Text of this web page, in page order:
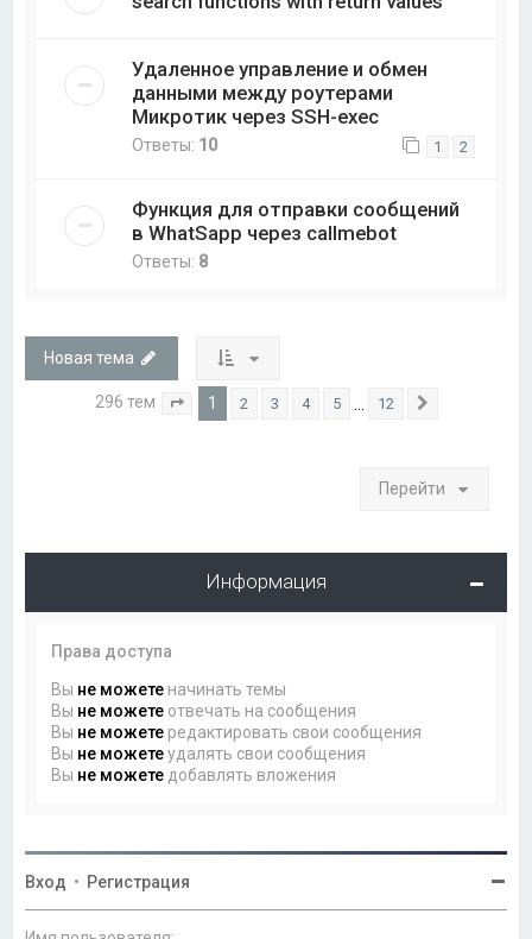
Удаленное управление и обмен
данными между роутерами
Микротик через SSH-exec
Ответы: 10 1 2
Функция для отправки сообщений
в WhatSapp через callmebot
Ответы: 8
Новая тема
296 тем Страница из 12
1 2 3 4 5 12
Перейти
Информация
Права доступа
Вы не можете начинать темы
Вы не можете отвечать на сообщения
Вы не можете редактировать свои сообщения
Вы не можетеудалять свои сообщения
Вы не можете добавлять вложения
Вход • Регистрация